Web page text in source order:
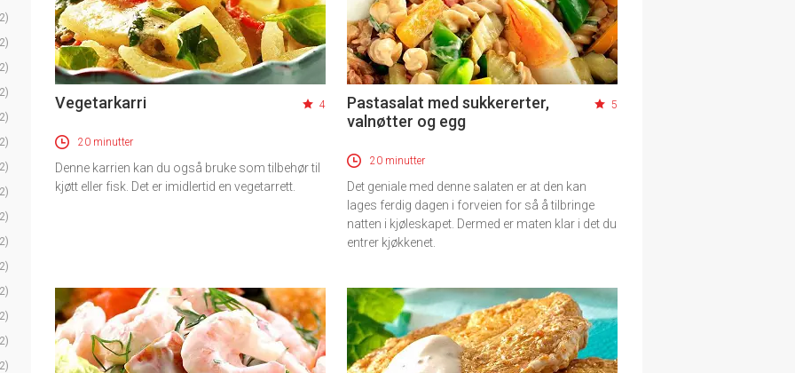
Vegetarkarri 4
20 minutter
Denne karrien kan du også bruke som tilbehør til
kjøtt eller fisk. Det er imidlertid en vegetarrett.
Pastasalat med sukkererter,
valnøtter og egg
5
20 minutter
Det geniale med denne salaten er at den kan
lages ferdig dagen i forveien for så å tilbringe
natten i kjøleskapet. Dermed er maten klar i det du
entrer kjøkkenet.